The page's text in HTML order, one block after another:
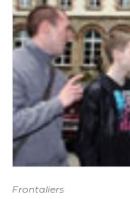
Frontaliers